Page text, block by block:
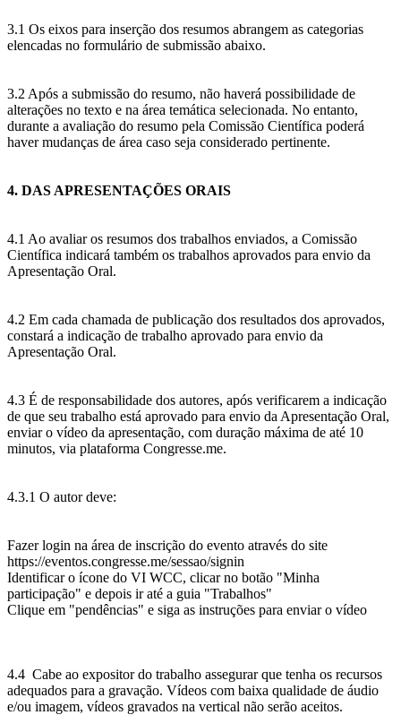
3.1 Os eixos para inserção dos resumos abrangem as categorias
elencadas no formulário de submissão abaixo.
3.2 Após a submissão do resumo, não haverá possibilidade de
alterações no texto e na área temática selecionada. No entanto,
durante a avaliação do resumo pela Comissão Científica poderá
haver mudanças de área caso seja considerado pertinente.
4. DAS APRESENTAÇÕES ORAIS
4.1 Ao avaliar os resumos dos trabalhos enviados, a Comissão
Científica indicará também os trabalhos aprovados para envio da
Apresentação Oral.
4.2 Em cada chamada de publicação dos resultados dos aprovados,
constará a indicação de trabalho aprovado para envio da
Apresentação Oral.
4.3 É de responsabilidade dos autores, após verificarem a indicação
de que seu trabalho está aprovado para envio da Apresentação Oral,
enviar o vídeo da apresentação, com duração máxima de até 10
minutos, via plataforma Congresse.me.
4.3.1 O autor deve:
Fazer login na área de inscrição do evento através do site
https://eventos.congresse.me/sessao/signin
Identificar o ícone do VI WCC, clicar no botão "Minha
participação" e depois ir até a guia "Trabalhos"
Clique em "pendências" e siga as instruções para enviar o vídeo
4.4 Cabe ao expositor do trabalho assegurar que tenha os recursos
adequados para a gravação. Vídeos com baixa qualidade de áudio
e/ou imagem, vídeos gravados na vertical não serão aceitos.